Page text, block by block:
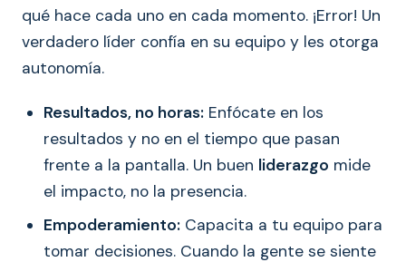
qué hace cada uno en cada momento. ¡Error! Un
verdadero líder confía en su equipo y les otorga
autonomía.
Resultados, no horas: Enfócate en los
resultados y no en el tiempo que pasan
frente a la pantalla. Un buen liderazgo mide
el impacto, no la presencia.
Empoderamiento: Capacita a tu equipo para
tomar decisiones. Cuando la gente se siente